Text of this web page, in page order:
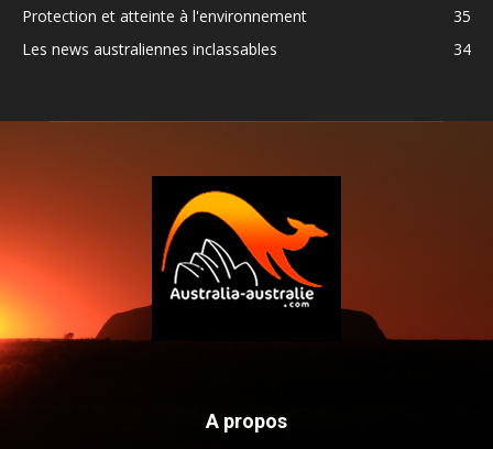
Protection et atteinte à l'environnement
35
Les news australiennes inclassables
34
A propos